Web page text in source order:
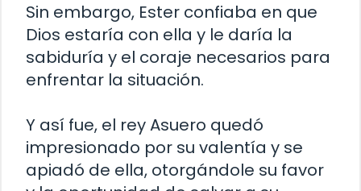
Sin embargo, Ester confiaba en que
Dios estaría con ella y le daría la
sabiduría y el coraje necesarios para
enfrentar la situación.
Y así fue, el rey Asuero quedó
impresionado por su valentía y se
apiadó de ella, otorgándole su favor